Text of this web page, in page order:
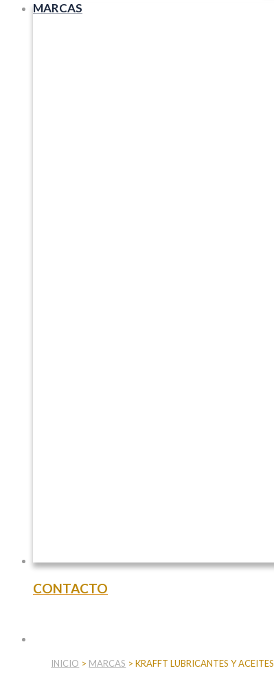
MARCAS
CONTACTO
INICIO > MARCAS >KRAFFT LUBRICANTES Y ACEITES